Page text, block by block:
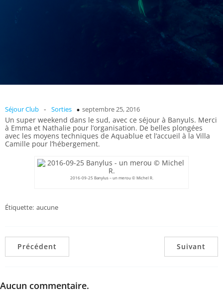
Séjour Club - Sorties septembre 25, 2016
Un super weekend dans le sud, avec ce séjour à Banyuls. Merci
à Emma et Nathalie pour l’organisation. De belles plongées
avec les moyens techniques de Aquablue et l’accueil à la Villa
Camille pour l’hébergement.
2016-09-25 Banylus – un merou © Michel R.
Étiquette: aucune
Précédent Suivant
Aucun commentaire.